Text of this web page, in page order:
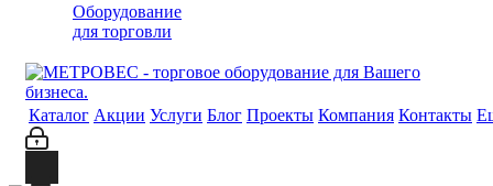
Оборудование
для торговли
Каталог Акции Услуги Блог Проекты Компания Контакты